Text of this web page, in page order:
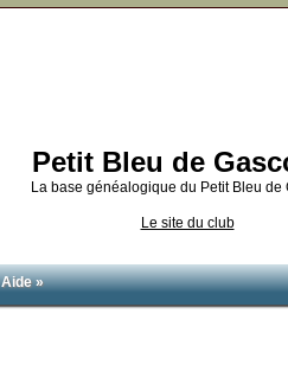
Petit Bleu de
La base généalogique du Petit Bleu de
Le site du club
Aide »